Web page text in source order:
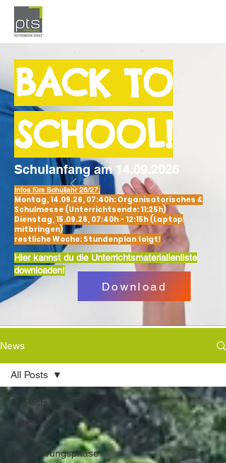
BACK TO
SCHOOL!
Schulanfang am14.09.2026
Infos fürs Schuljahr 26/27:
Montag, 14.09.26, 07:40h: Organisatorisches &
Schulmesse (Unterrichtsende: 11:25h)
Dienstag, 15.09.26, 07:40h - 12:15h (Laptop
mitbringen)
restliche Woche: Stundenplan folgt!
Hier kannst du die Unterrichtsmaterialienliste
downloaden!
Download
News
All Posts
Latest
Orientierungsphase
All Posts